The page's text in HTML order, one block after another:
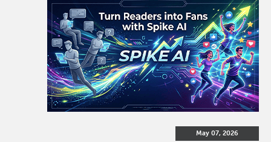
May 07, 2026